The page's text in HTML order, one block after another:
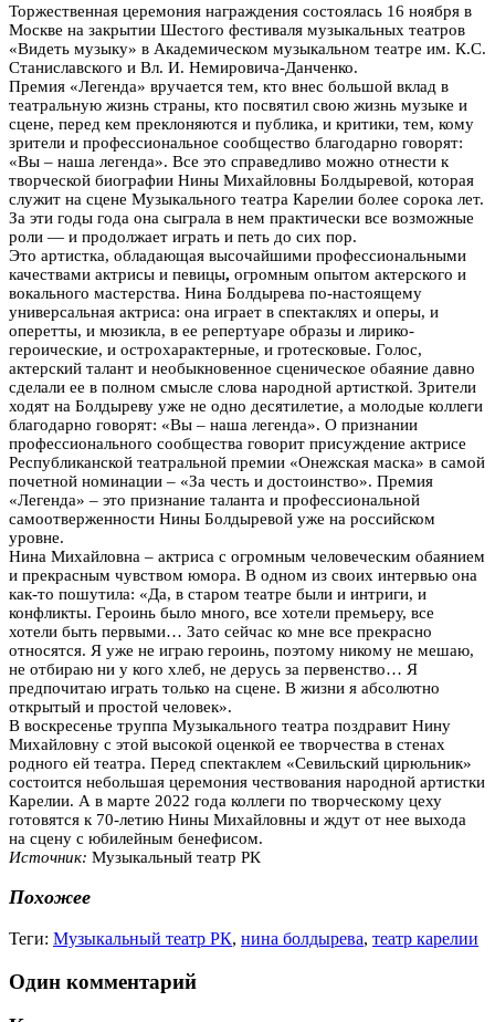
Торжественная церемония награждения состоялась 16 ноября в
Москве на закрытии Шестого фестиваля музыкальных театров
«Видеть музыку» в Академическом музыкальном театре им. К.С.
Станиславского и Вл. И. Немировича-Данченко.
Премия «Легенда» вручается тем, кто внес большой вклад в
театральную жизнь страны, кто посвятил свою жизнь музыке и
сцене, перед кем преклоняются и публика, и критики, тем, кому
зрители и профессиональное сообщество благодарно говорят:
«Вы – наша легенда». Все это справедливо можно отнести к
творческой биографии Нины Михайловны Болдыревой, которая
служит на сцене Музыкального театра Карелии более сорока лет.
За эти годы года она сыграла в нем практически все возможные
роли — и продолжает играть и петь до сих пор.
Это артистка, обладающая высочайшими профессиональными
качествами актрисы и певицы, огромным опытом актерского и
вокального мастерства. Нина Болдырева по-настоящему
универсальная актриса: она играет в спектаклях и оперы, и
оперетты, и мюзикла, в ее репертуаре образы и лирико-
героические, и острохарактерные, и гротесковые. Голос,
актерский талант и необыкновенное сценическое обаяние давно
сделали ее в полном смысле слова народной артисткой. Зрители
ходят на Болдыреву уже не одно десятилетие, а молодые коллеги
благодарно говорят: «Вы – наша легенда». О признании
профессионального сообщества говорит присуждение актрисе
Республиканской театральной премии «Онежская маска» в самой
почетной номинации – «За честь и достоинство». Премия
«Легенда» – это признание таланта и профессиональной
самоотверженности Нины Болдыревой уже на российском
уровне.
Нина Михайловна – актриса с огромным человеческим обаянием
и прекрасным чувством юмора. В одном из своих интервью она
как-то пошутила: «Да, в старом театре были и интриги, и
конфликты. Героинь было много, все хотели премьеру, все
хотели быть первыми… Зато сейчас ко мне все прекрасно
относятся. Я уже не играю героинь, поэтому никому не мешаю,
не отбираю ни у кого хлеб, не дерусь за первенство… Я
предпочитаю играть только на сцене. В жизни я абсолютно
открытый и простой человек».
В воскресенье труппа Музыкального театра поздравит Нину
Михайловну с этой высокой оценкой ее творчества в стенах
родного ей театра. Перед спектаклем «Севильский цирюльник»
состоится небольшая церемония чествования народной артистки
Карелии. А в марте 2022 года коллеги по творческому цеху
готовятся к 70-летию Нины Михайловны и ждут от нее выхода
на сцену с юбилейным бенефисом.
Источник: Музыкальный театр РК
Похожее
Теги: Музыкальный театр РК, нина болдырева, театр карелии
Один комментарий